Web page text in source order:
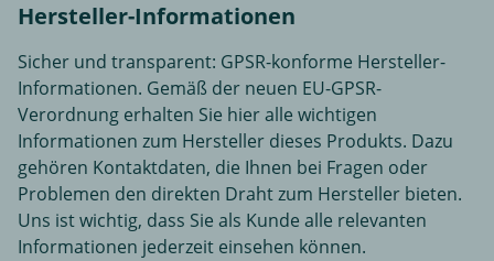
Hersteller-Informationen
Sicher und transparent: GPSR-konforme Hersteller-
Informationen. Gemäß der neuen EU-GPSR-
Verordnung erhalten Sie hier alle wichtigen
Informationen zum Hersteller dieses Produkts. Dazu
gehören Kontaktdaten, die Ihnen bei Fragen oder
Problemen den direkten Draht zum Hersteller bieten.
Uns ist wichtig, dass Sie als Kunde alle relevanten
Informationen jederzeit einsehen können.